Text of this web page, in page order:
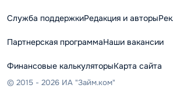
Служба поддержкиРедакция и авторы
Партнерская программаНаши вакансии
Финансовые калькуляторыКарта сайта
© 2015 - 2026 ИА "Займ.ком"